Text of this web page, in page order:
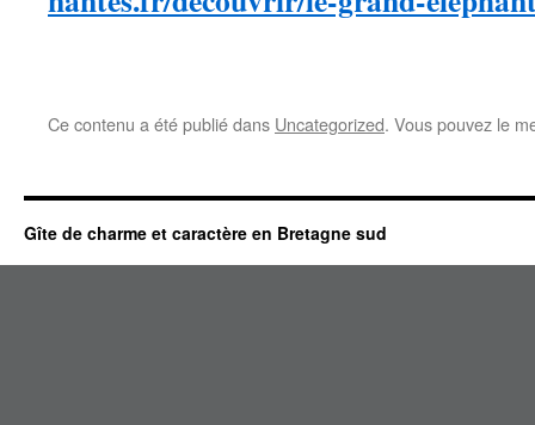
Ce contenu a été publié dans Uncategorized. Vous pouvez le
Gîte de charme et caractère en Bretagne sud